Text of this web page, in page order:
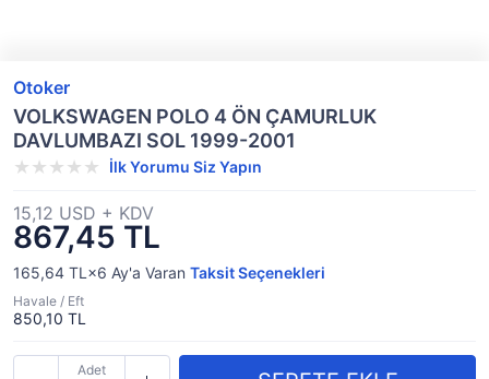
Otoker
VOLKSWAGEN POLO 4 ÖN ÇAMURLUK
DAVLUMBAZI SOL 1999-2001
İlk Yorumu Siz Yapın
867,45 TL
15,12 USD + KDV
165,64 TL×6 Ay'a Varan Taksit Seçenekleri
Havale / Eft
850,10 TL
Adet